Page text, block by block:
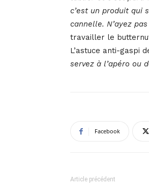
c’est un produit qui
cannelle. N’ayez
travailler le
L’astuce anti-gaspi
servez à l’apéro ou
Facebook
Article précédent